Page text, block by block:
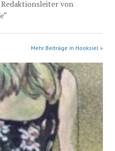
von
Mehr Beiträge in Hooksiel »